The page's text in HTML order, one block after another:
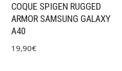
COQUE SPIGEN RUGGED
ARMOR SAMSUNG GALAXY
A40
19,90€